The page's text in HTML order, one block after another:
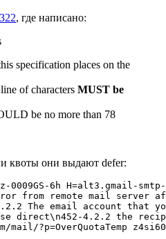
, где написано:
specification places on the
of characters MUST be
be no more than 78
квоты они выдают defer:
0009GS-6h H=alt3.gmail-
from remote mail server
4.2.2 The email account that
direct\n452-4.2.2 the
?p=OverQuotaTemp